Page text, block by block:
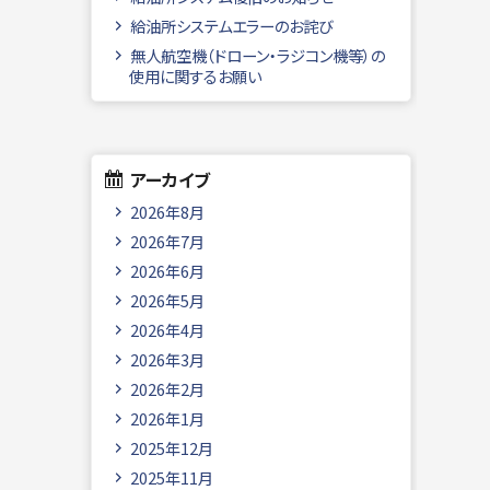
給油所システムエラーのお詫び
無人航空機（ドローン・ラジコン機等）の
使用に関するお願い
アーカイブ
2026年8月
2026年7月
2026年6月
2026年5月
2026年4月
2026年3月
2026年2月
2026年1月
2025年12月
2025年11月